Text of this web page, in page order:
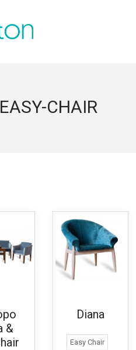
EASY-CHAIR
&
Diana
Easy Chair